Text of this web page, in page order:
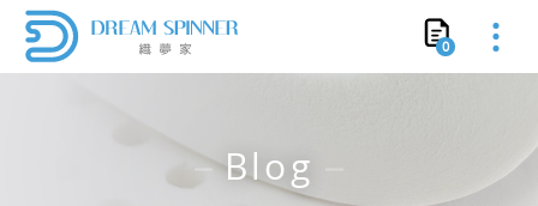
0
Blog